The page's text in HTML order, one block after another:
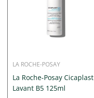
LA ROCHE-POSAY
La Roche-Posay Cicaplast
Lavant B5 125ml